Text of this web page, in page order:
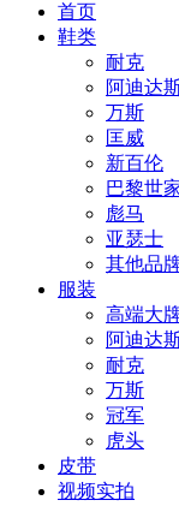
首页
鞋类
耐克
阿迪达
万斯
匡威
新百伦
巴黎世
彪马
亚瑟士
其他品
服装
高端大
阿迪达
耐克
万斯
冠军
虎头
皮带
视频实拍